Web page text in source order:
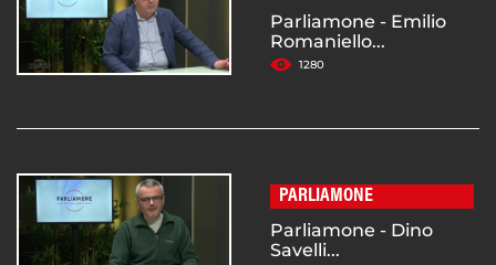
Parliamone - Emilio
Romaniello...
1280
PARLIAMONE
Parliamone - Dino
Savelli...